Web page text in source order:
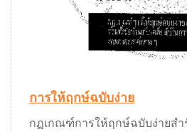
การให้ฤกษ์ฉบับง่าย
กฏเกณฑ์การให้ฤกษ์ฉบับง่ายส